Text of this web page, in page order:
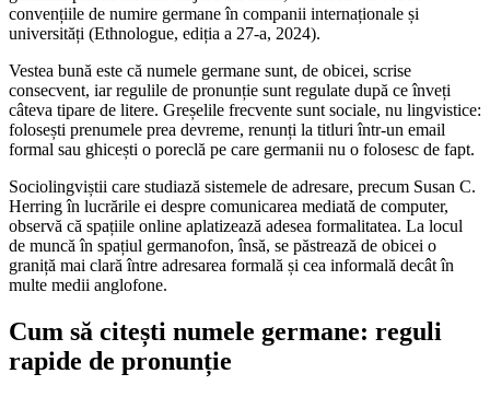
convențiile de numire germane în companii internaționale și
universități (Ethnologue, ediția a 27-a, 2024).
Vestea bună este că numele germane sunt, de obicei, scrise
consecvent, iar regulile de pronunție sunt regulate după ce înveți
câteva tipare de litere. Greșelile frecvente sunt sociale, nu lingvistice:
folosești prenumele prea devreme, renunți la titluri într-un email
formal sau ghicești o poreclă pe care germanii nu o folosesc de fapt.
Sociolingviștii care studiază sistemele de adresare, precum Susan C.
Herring în lucrările ei despre comunicarea mediată de computer,
observă că spațiile online aplatizează adesea formalitatea. La locul
de muncă în spațiul germanofon, însă, se păstrează de obicei o
graniță mai clară între adresarea formală și cea informală decât în
multe medii anglofone.
Cum să citești numele germane: reguli
rapide de pronunție